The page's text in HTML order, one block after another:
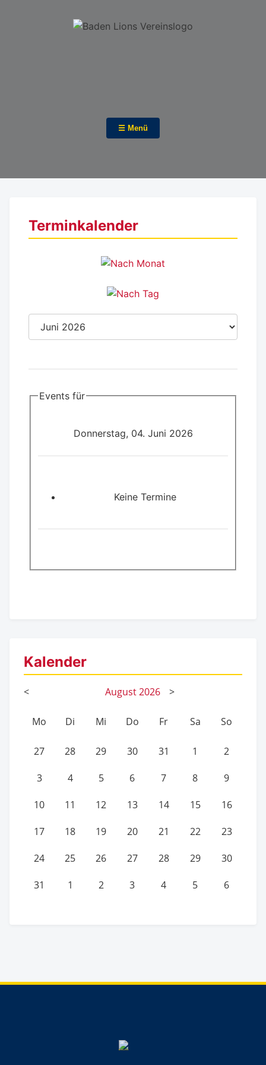
☰ Menü
Terminkalender
Events für
Donnerstag, 04. Juni 2026
Keine Termine
Kalender
< August2026 >
Mo Di Mi Do Fr Sa So
27 28 29 30 31 1 2
3 4 5 6 7 8 9
10 11 12 13 14 15 16
17 18 19 20 21 22 23
24 25 26 27 28 29 30
31 1 2 3 4 5 6